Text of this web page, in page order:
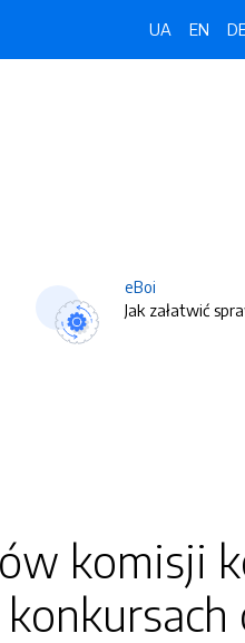
UA EN
eBoi
Jak załatwić
komisji